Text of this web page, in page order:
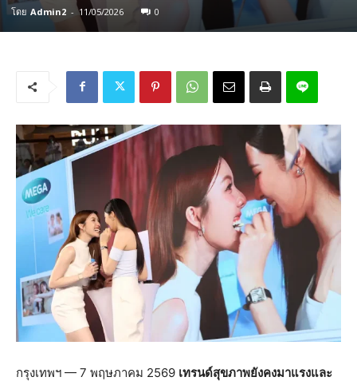
โดย Admin2 - 11/05/2026 0
กรุงเทพฯ — 7 พฤษภาคม 2569 เทรนด์สุขภาพยังคงมาแรงและ